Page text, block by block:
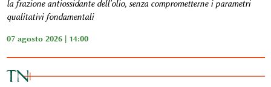
la frazione antiossidante dell'olio, senza comprometterne i parametri
qualitativi fondamentali
07 agosto 2026 | 14:00